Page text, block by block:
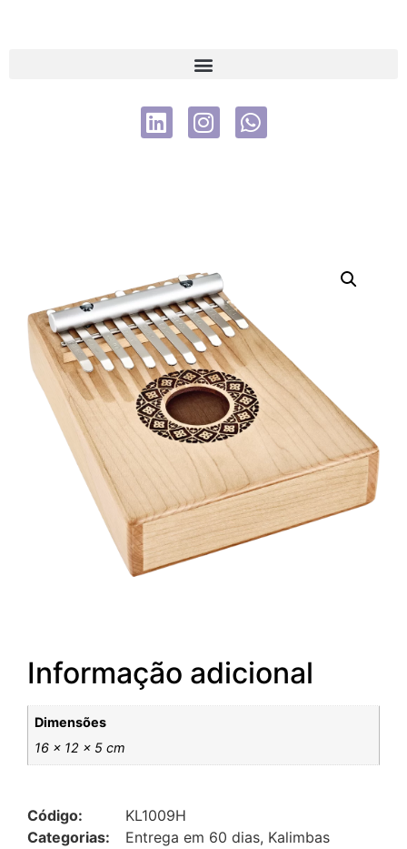
Informação adicional
Dimensões
16 × 12 × 5 cm
Código:
KL1009H
Categorias:
Entrega em 60 dias, Kalimbas